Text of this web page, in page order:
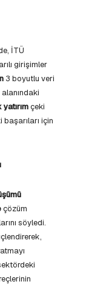
İTÜ
girişimler
3 boyutlu veri
çeki
için
çözüm
söyledi.